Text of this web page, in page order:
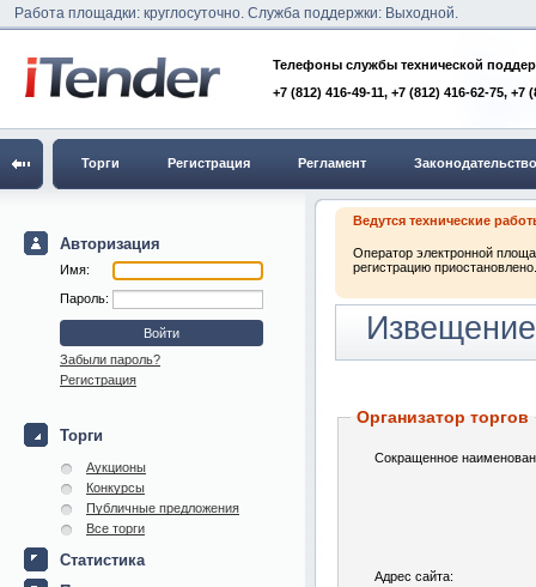
Работа площадки: круглосуточно. Служба поддержки: Выходной.
Телефоны службы технической
+7 (812) 416-49-11, +7 (812) 416-62-75, +7
Торги Регистрация Регламент Законодательство
Авторизация
Имя:
Пароль:
Забыли пароль?
Регистрация
Торги
Аукционы
Конкурсы
Публичные предложения
Все торги
Статистика
Ведутся технические
Оператор электронной
регистрацию
Организатор торгов
Сокращенное
Адрес сайта: